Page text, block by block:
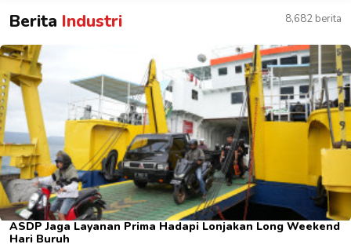
8,682 berita
Berita Industri
ASDP Jaga Layanan Prima Hadapi Lonjakan Long Weekend
Hari Buruh